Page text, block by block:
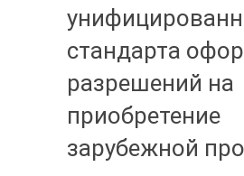
стандарта
разрешений на
приобретение
зарубежной